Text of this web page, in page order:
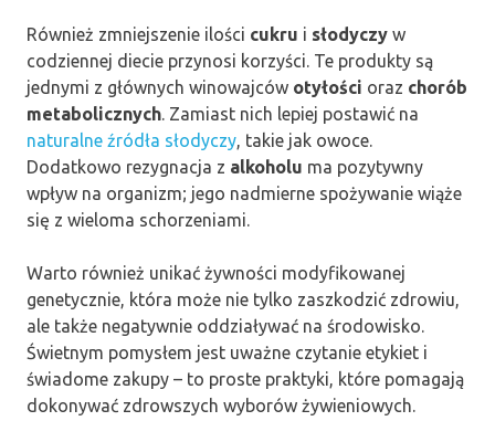
Również zmniejszenie ilości cukru i słodyczy w
codziennej diecie przynosi korzyści. Te produkty są
jednymi z głównych winowajców otyłości oraz chorób
metabolicznych. Zamiast nich lepiej postawić na
naturalne źródła słodyczy, takie jak owoce.
Dodatkowo rezygnacja z alkoholu ma pozytywny
wpływ na organizm; jego nadmierne spożywanie wiąże
się z wieloma schorzeniami.
Warto również unikać żywności modyfikowanej
genetycznie, która może nie tylko zaszkodzić zdrowiu,
ale także negatywnie oddziaływać na środowisko.
Świetnym pomysłem jest uważne czytanie etykiet i
świadome zakupy – to proste praktyki, które pomagają
dokonywać zdrowszych wyborów żywieniowych.